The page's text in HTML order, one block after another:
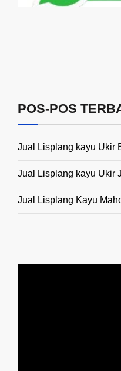
POS-POS
Jual Lisplang kayu Ukir
Jual Lisplang kayu Ukir
Jual Lisplang Kayu